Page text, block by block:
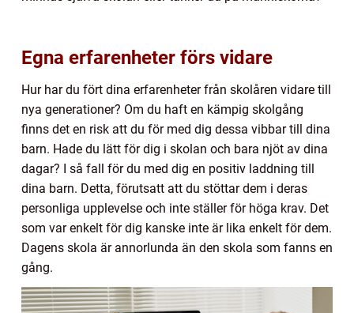
Egna erfarenheter förs vidare
Hur har du fört dina erfarenheter från skolåren vidare till
nya generationer? Om du haft en kämpig skolgång
finns det en risk att du för med dig dessa vibbar till dina
barn. Hade du lätt för dig i skolan och bara njöt av dina
dagar? I så fall för du med dig en positiv laddning till
dina barn. Detta, förutsatt att du stöttar dem i deras
personliga upplevelse och inte ställer för höga krav. Det
som var enkelt för dig kanske inte är lika enkelt för dem.
Dagens skola är annorlunda än den skola som fanns en
gång.